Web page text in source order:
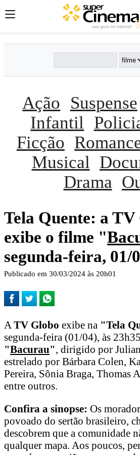
Ação Suspense
Infantil
Ficção
Musical
Drama
Tela Quente: a TV
exibe o filme "
segunda-feira, 01/
Publicado em 30/03/2024 às 20h01
A TV Globo exibe na "Tela
segunda-feira (01/04), às
"Bacurau", dirigido por
estrelado por Bárbara Colen,
Pereira, Sônia Braga, Thomas
entre outros.
Confira a sinopse: Os
povoado do sertão brasileiro,
descobrem que a comunidade
qualquer mapa. Aos poucos,